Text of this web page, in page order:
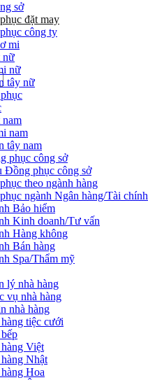
sở
đặt may
công ty
mi
nữ
nữ
tây nữ
nam
tây nam
phục công sở
Đồng phục công sở
theo ngành hàng
ngành Ngân hàng/Tài chính
Bảo hiểm
Kinh doanh/Tư vấn
Hàng không
Bán hàng
Spa/Thẩm mỹ
lý nhà hàng
vụ nhà hàng
nhà hàng
tiệc cưới
Việt
Nhật
Hoa